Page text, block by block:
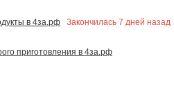
в 4за.рф
Закончилась 7 дней назад
приготовления в 4за.рф